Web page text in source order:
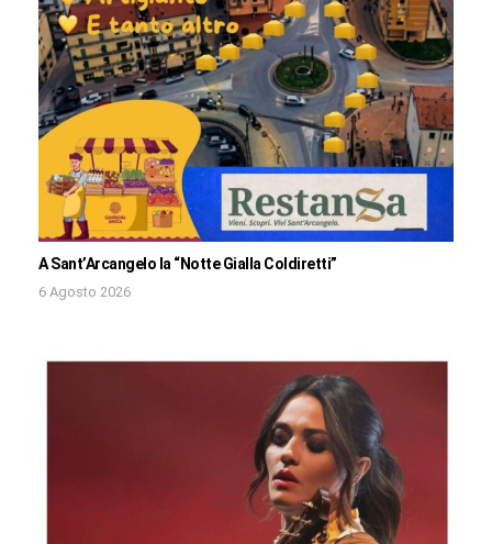
A Sant’Arcangelo la “Notte Gialla Coldiretti”
6 Agosto 2026